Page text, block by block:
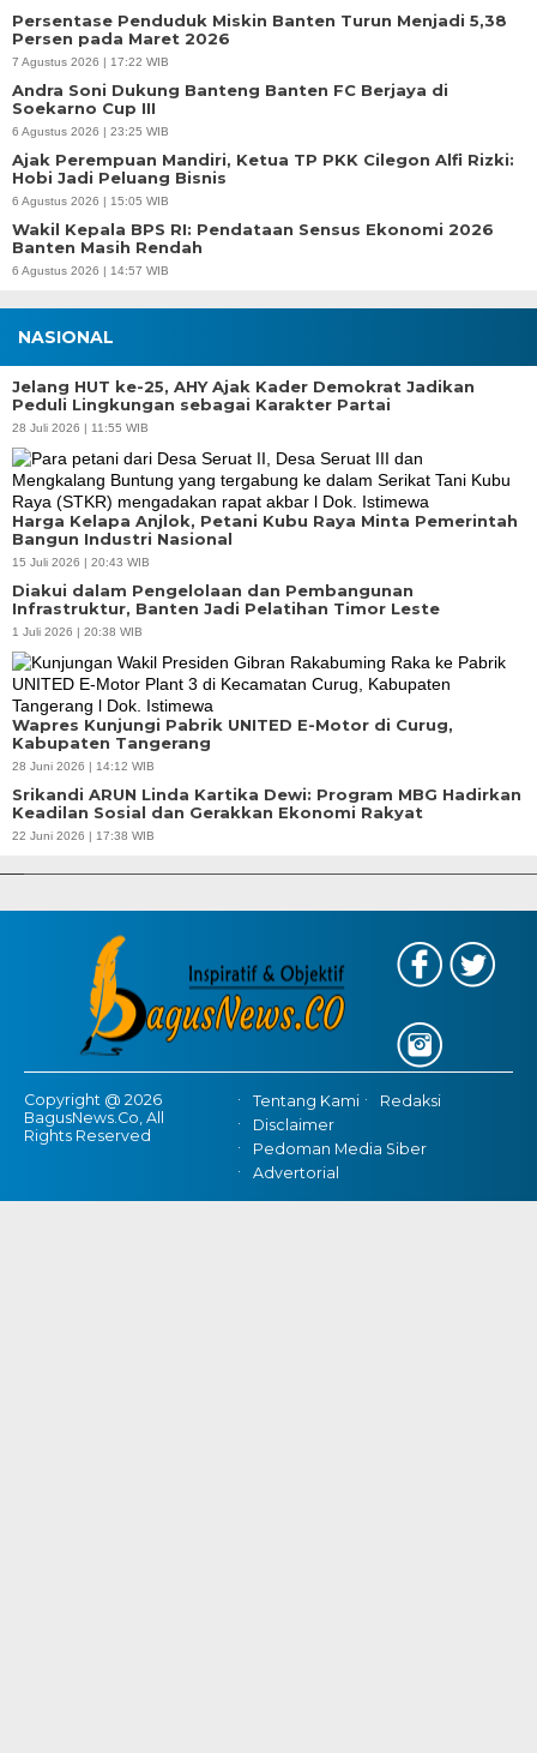
Persentase Penduduk Miskin Banten Turun Menjadi 5,38
Persen pada Maret 2026
7 Agustus 2026 | 17:22 WIB
Andra Soni Dukung Banteng Banten FC Berjaya di
Soekarno Cup III
6 Agustus 2026 | 23:25 WIB
Ajak Perempuan Mandiri, Ketua TP PKK Cilegon Alfi Rizki:
Hobi Jadi Peluang Bisnis
6 Agustus 2026 | 15:05 WIB
Wakil Kepala BPS RI: Pendataan Sensus Ekonomi 2026
Banten Masih Rendah
6 Agustus 2026 | 14:57 WIB
NASIONAL
Jelang HUT ke-25, AHY Ajak Kader Demokrat Jadikan
Peduli Lingkungan sebagai Karakter Partai
28 Juli 2026 | 11:55 WIB
Harga Kelapa Anjlok, Petani Kubu Raya Minta Pemerintah
Bangun Industri Nasional
15 Juli 2026 | 20:43 WIB
Diakui dalam Pengelolaan dan Pembangunan
Infrastruktur, Banten Jadi Pelatihan Timor Leste
1 Juli 2026 | 20:38 WIB
Wapres Kunjungi Pabrik UNITED E-Motor di Curug,
Kabupaten Tangerang
28 Juni 2026 | 14:12 WIB
Srikandi ARUN Linda Kartika Dewi: Program MBG Hadirkan
Keadilan Sosial dan Gerakkan Ekonomi Rakyat
22 Juni 2026 | 17:38 WIB
Gubernur Baru, Banten Harus Lebih Maju | Perencanaan
Copyright @ 2026
BagusNews.Co, All
Rights Reserved
Tentang Kami
Redaksi
Disclaimer
Pedoman Media Siber
Advertorial